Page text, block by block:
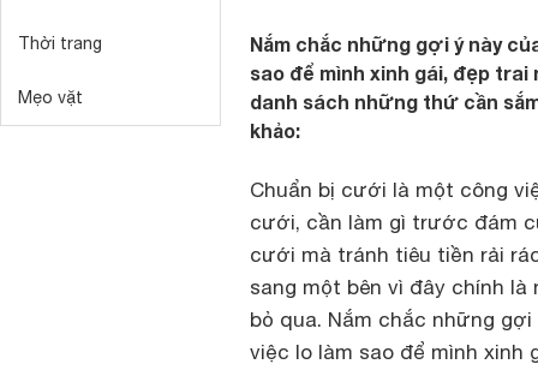
Thời trang
Mẹo vặt
Nắm chắc những gợi ý này
sao để mình xinh gái, đẹp
danh sách những thứ cần
khảo:
Chuẩn bị cưới là một công
cưới, cần làm gì trước đám
cưới mà tránh tiêu tiền rải
sang một bên vì đây chính
bỏ qua. Nắm chắc những
việc lo làm sao để mình